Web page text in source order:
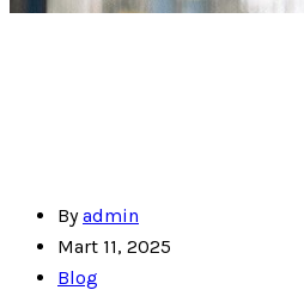
Byadmin
Mart 11, 2025
Blog